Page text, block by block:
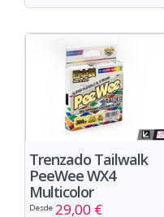
Trenzado Tailwalk
PeeWee WX4
Multicolor
Desde 29,00 €